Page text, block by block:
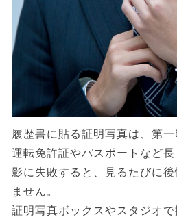
履歴書に貼る証明写真は、第一
運転免許証やパスポートなど
影に失敗すると、見るたびに
ません。
証明写真ボックスやスタジオ